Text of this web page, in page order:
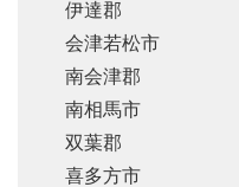
伊達郡
会津若松市
南会津郡
南相馬市
双葉郡
喜多方市